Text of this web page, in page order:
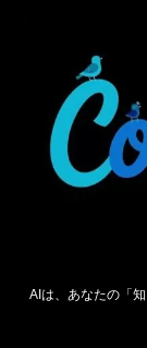
AIは、あなたの「